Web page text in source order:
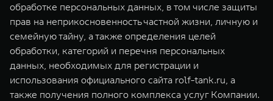
WEY 07
Расширяя границы комфорта
от 6 149 000 ₽
WEY 05
Эстетика нового
от 5 699 000 ₽
обработке персональных данных, в том числе защиты
прав на неприкосновенность частной жизни, личную и
семейную тайну, а также определения целей
обработки, категорий и перечня персональных
данных, необходимых для регистрации и
использования официального сайта rolf-tank.ru, а
также получения полного комплекса услуг Компании.